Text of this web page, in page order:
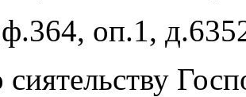
оп.1,
сиятельству